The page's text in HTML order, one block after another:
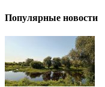
Популярные новости